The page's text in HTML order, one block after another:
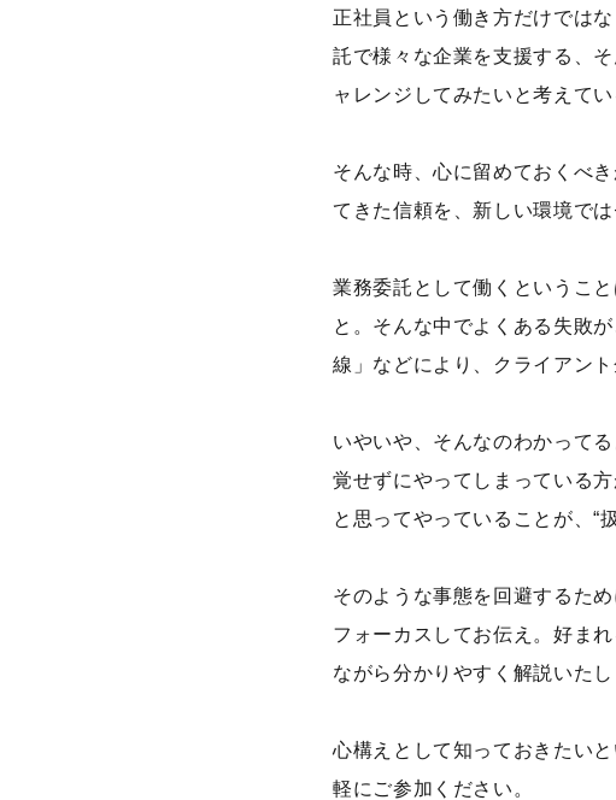
正社員という働き方だけでは
託で様々な企業を支援する、
ャレンジしてみたいと考えて
そんな時、心に留めておくべ
てきた信頼を、新しい環境で
業務委託として働くというこ
と。そんな中でよくある失敗
線」などにより、クライアン
いやいや、そんなのわかって
覚せずにやってしまっている
と思ってやっていることが、“
そのような事態を回避するた
フォーカスしてお伝え。好ま
ながら分かりやすく解説いたし
心構えとして知っておきたい
軽にご参加ください。